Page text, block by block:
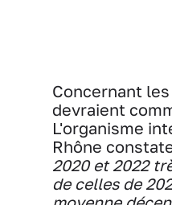
Concernant
devraient
L'organisme
Rhône
2020 et 2022
de celles de